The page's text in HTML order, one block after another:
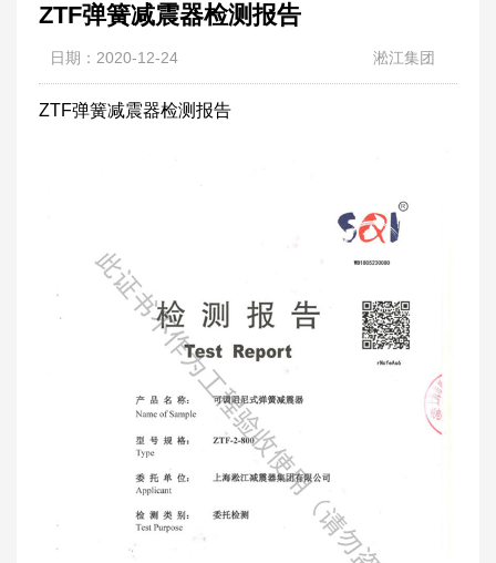
ZTF弹簧减震器检测报告
日期：2020-12-24 淞江集团
ZTF弹簧减震器检测报告